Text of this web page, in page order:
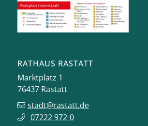
RATHAUS RASTATT
Marktplatz 1
76437 Rastatt
stadt@rastatt.de
07222 972-0